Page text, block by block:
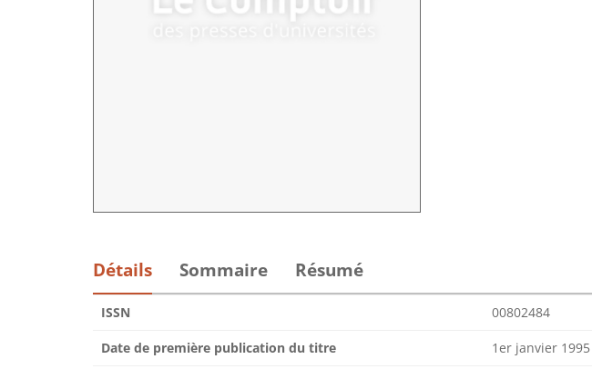
Détails Sommaire Résumé
ISSN 00802484
Date de première publication du titre 1er janvier 1995